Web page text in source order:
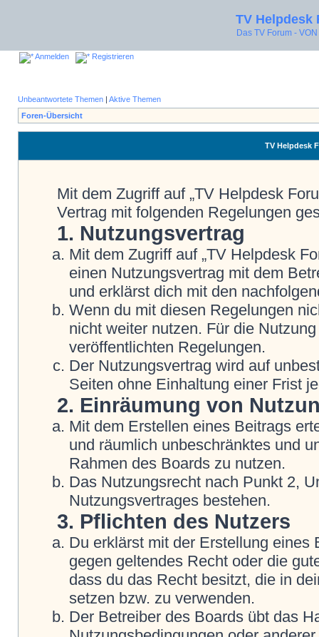
TV Helpdesk
Das TV Forum -
Anmelden Registrieren
Unbeantwortete Themen | Aktive Themen
Foren-Übersicht
TV Helpdesk
Mit dem Zugriff auf „TV Helpdesk
Vertrag mit folgenden Regelungen
1. Nutzungsvertrag
Mit dem Zugriff auf „TV Helpdesk
einen Nutzungsvertrag mit dem
und erklärst dich mit den
Wenn du mit diesen Regelungen
nicht weiter nutzen. Für die
veröffentlichten Regelungen.
Der Nutzungsvertrag wird auf
Seiten ohne Einhaltung einer Frist
2. Einräumung von
Mit dem Erstellen eines Beitrags
und räumlich unbeschränktes und
Rahmen des Boards zu nutzen.
Das Nutzungsrecht nach Punkt 2,
Nutzungsvertrages bestehen.
3. Pflichten des Nutzers
Du erklärst mit der Erstellung eines
gegen geltendes Recht oder die
dass du das Recht besitzt, die in
setzen bzw. zu verwenden.
Der Betreiber des Boards übt das